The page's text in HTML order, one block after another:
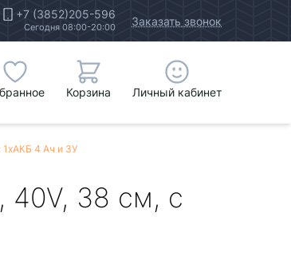
+7 (3852)205-596
Сегодня 08:00-20:00 Заказать звонок
Корзина Личный кабинет
1хАКБ 4 Ач и ЗУ
40V, 38 см, с